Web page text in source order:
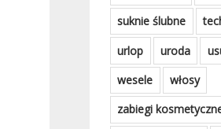
suknie ślubne
urlop
uroda
wesele
włosy
zabiegi